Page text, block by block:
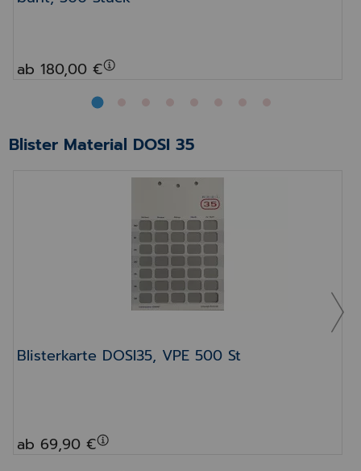
ab 180,00 €
Blister Material DOSI 35
Blisterkarte DOSI35, VPE 500 St
Blisterkarte DOSI35, VPE 500 St
ab 69,90 €